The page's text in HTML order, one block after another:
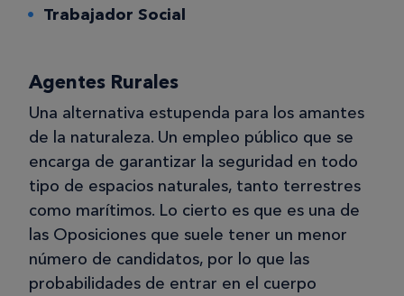
Trabajador Social
Agentes Rurales
Una alternativa estupenda para los amantes
de la naturaleza. Un empleo público que se
encarga de garantizar la seguridad en todo
tipo de espacios naturales, tanto terrestres
como marítimos. Lo cierto es que es una de
las Oposiciones que suele tener un menor
número de candidatos, por lo que las
probabilidades de entrar en el cuerpo